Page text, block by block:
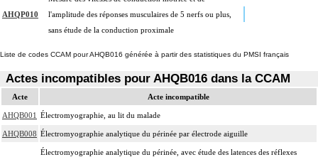
AHQP010
l'amplitude des réponses musculaires de 5 nerfs ou plus,
sans étude de la conduction proximale
Liste de codes CCAM pour AHQB016 générée à partir des statistiques du PMSI français
Actes incompatibles pour AHQB016 dans la CCAM
Acte Acte incompatible
AHQB001 Électromyographie, au lit du malade
AHQB008 Électromyographie analytique du périnée par électrode aiguille
Électromyographie analytique du périnée, avec étude des latences des réflexes